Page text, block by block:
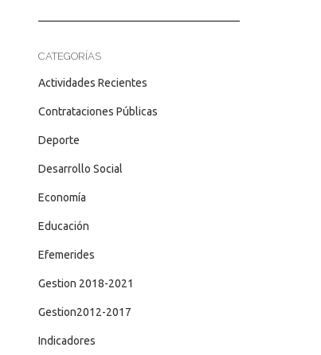
CATEGORÍAS
Actividades Recientes
Contrataciones Públicas
Deporte
Desarrollo Social
Economía
Educación
Efemerides
Gestion 2018-2021
Gestion2012-2017
Indicadores